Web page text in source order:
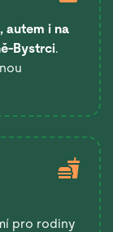
autem i na
Bystrci.
pro rodiny